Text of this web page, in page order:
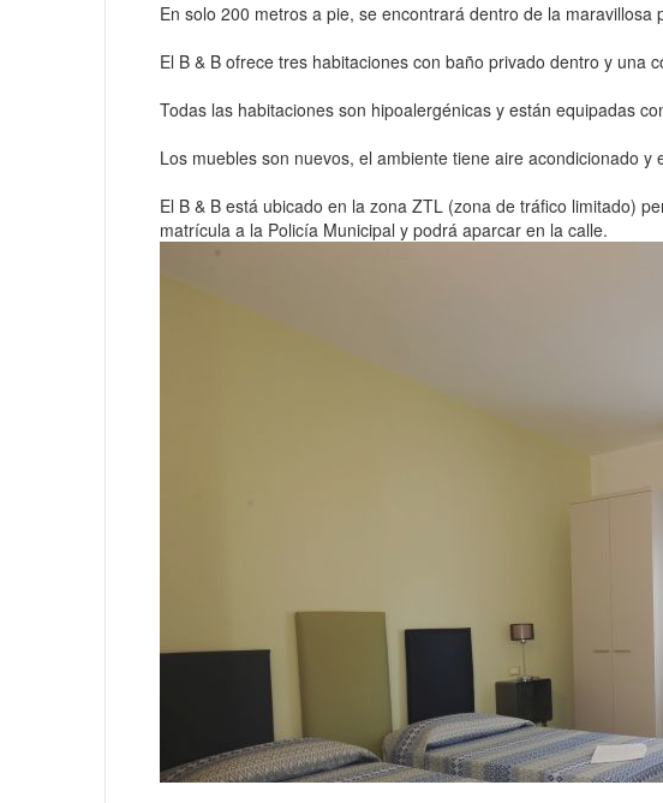
En solo 200 metros a pie, se encontrará dentro de la
El B & B ofrece tres habitaciones con baño privado dentro y una
Todas las habitaciones son hipoalergénicas y están equipadas
Los muebles son nuevos, el ambiente tiene aire acondicionado y
El B & B está ubicado en la zona ZTL (zona de tráfico limitado)
matrícula a la Policía Municipal y podrá aparcar en la calle.